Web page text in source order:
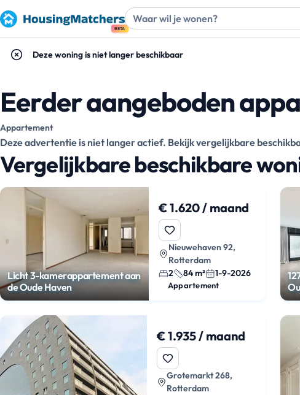
BETA
Deze woning is niet langer beschikbaar
Eerder aangeboden
Appartement
Deze advertentie is niet langer actief. Bekijk vergelijkbare
Vergelijkbare beschikbare
Licht 3-kamerappartement aan
de Oude Haven
€ 1.620 / maand
Nieuwehaven 92,
Rotterdam
2
84 m² 1-9-2026
Appartement
€ 1.935 / maand
Grotemarkt 268,
Rotterdam